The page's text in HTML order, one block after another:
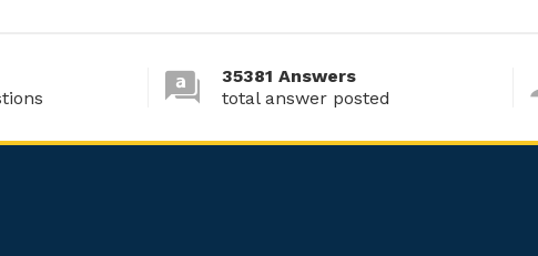
35381 Answers
total answer posted